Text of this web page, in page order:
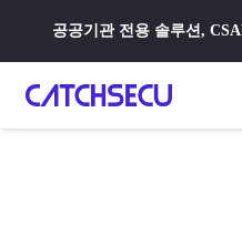
공공기관 전용 솔루션,